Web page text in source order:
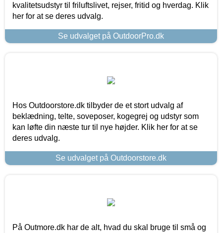
kvalitetsudstyr til friluftslivet, rejser, fritid og hverdag. Klik
her for at se deres udvalg.
Se udvalget på OutdoorPro.dk
Hos Outdoorstore.dk tilbyder de et stort udvalg af
beklædning, telte, soveposer, kogegrej og udstyr som
kan løfte din næste tur til nye højder. Klik her for at se
deres udvalg.
Se udvalget på Outdoorstore.dk
På Outmore.dk har de alt, hvad du skal bruge til små og